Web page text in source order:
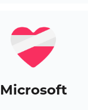
Microsoft